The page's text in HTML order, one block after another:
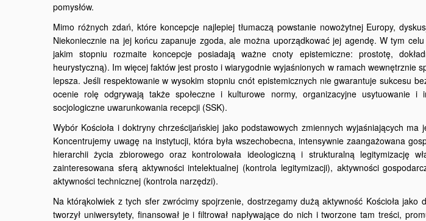
pomysłów.
Mimo różnych zdań, które koncepcje najlepiej tłumaczą powstanie nowożytnej Europy,
Niekoniecznie na jej końcu zapanuje zgoda, ale można uporządkować jej agendę. W tym
jakim stopniu rozmaite koncepcje posiadają ważne cnoty epistemiczne: prostotę,
heurystyczną). Im więcej faktów jest prosto i wiarygodnie wyjaśnionych w ramach wewnętrznie
lepsza. Jeśli respektowanie w wysokim stopniu cnót epistemicznych nie gwarantuje sukcesu
ocenie rolę odgrywają także społeczne i kulturowe normy, organizacyjne usytuowanie i
socjologiczne uwarunkowania recepcji (SSK).
Wybór Kościoła i doktryny chrześcijańskiej jako podstawowych zmiennych wyjaśniających
Koncentrujemy uwagę na instytucji, która była wszechobecna, intensywnie zaangażowana
hierarchii życia zbiorowego oraz kontrolowała ideologiczną i strukturalną legitymizację
zainteresowana sferą aktywności intelektualnej (kontrola legitymizacji), aktywności
aktywności technicznej (kontrola narzędzi).
Na którąkolwiek z tych sfer zwrócimy spojrzenie, dostrzegamy dużą aktywność Kościoła jako
tworzył uniwersytety, finansował je i filtrował napływające do nich i tworzone tam treści,